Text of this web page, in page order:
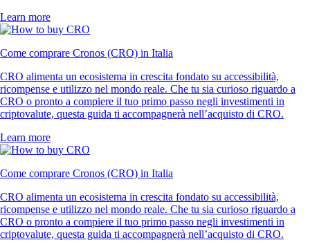
Learn more
Come comprare Cronos (CRO) in Italia
CRO alimenta un ecosistema in crescita fondato su accessibilità,
ricompense e utilizzo nel mondo reale. Che tu sia curioso riguardo a
CRO o pronto a compiere il tuo primo passo negli investimenti in
criptovalute, questa guida ti accompagnerà nell’acquisto di CRO.
Learn more
Come comprare Cronos (CRO) in Italia
CRO alimenta un ecosistema in crescita fondato su accessibilità,
ricompense e utilizzo nel mondo reale. Che tu sia curioso riguardo a
CRO o pronto a compiere il tuo primo passo negli investimenti in
criptovalute, questa guida ti accompagnerà nell’acquisto di CRO.